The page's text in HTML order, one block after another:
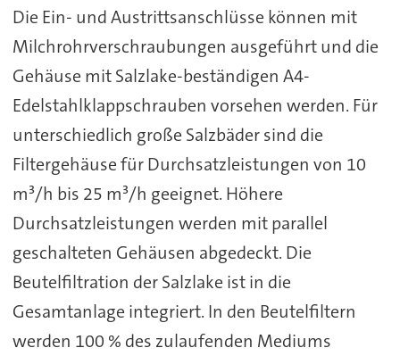
Die Ein- und Austrittsanschlüsse können mit
Milchrohrverschraubungen ausgeführt und die
Gehäuse mit Salzlake-beständigen A4-
Edelstahlklappschrauben vorsehen werden. Für
unterschiedlich große Salzbäder sind die
Filtergehäuse für Durchsatzleistungen von 10
m³/h bis 25 m³/h geeignet. Höhere
Durchsatzleistungen werden mit parallel
geschalteten Gehäusen abgedeckt. Die
Beutelfiltration der Salzlake ist in die
Gesamtanlage integriert. In den Beutelfiltern
werden 100 % des zulaufenden Mediums